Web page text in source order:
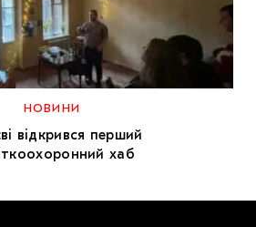
НОВИНИ
відкрився перший
хаб